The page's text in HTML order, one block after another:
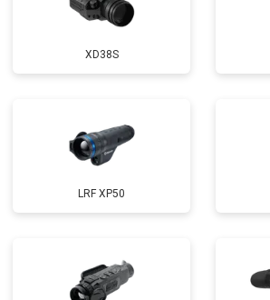
XD38S
LRF XP50